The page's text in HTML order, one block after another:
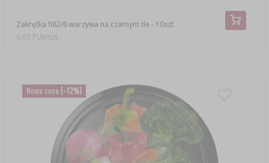
Zakrętka fi82/6 warzywa na czarnym tle - 10szt.
0,63 PLN/szt.
Nowa cena (-12%)